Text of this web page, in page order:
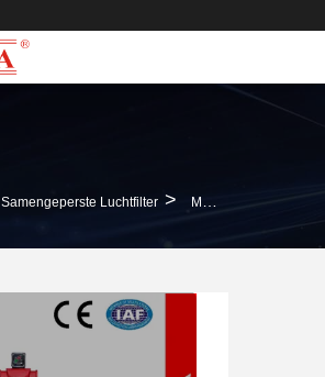
Samengeperste Luchtfilter > Medisch Geschikt Compressieluchtfilter